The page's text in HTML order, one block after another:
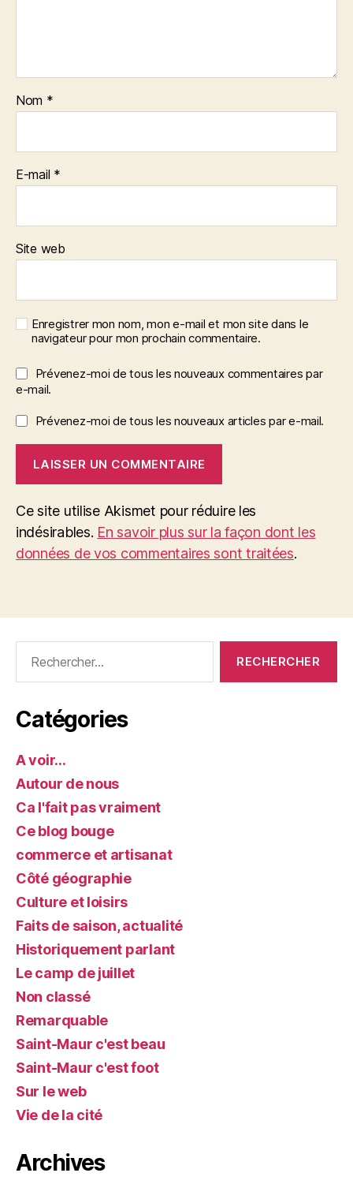
Nom *
E-mail *
Site web
Enregistrer mon nom, mon e-mail et mon site dans le
navigateur pour mon prochain commentaire.
Prévenez-moi de tous les nouveaux commentaires par
e-mail.
Prévenez-moi de tous les nouveaux articles par e-mail.
Ce site utilise Akismet pour réduire les
indésirables. En savoir plus sur la façon dont les
données de vos commentaires sont traitées.
Catégories
A voir…
Autour de nous
Ca l'fait pas vraiment
Ce blog bouge
commerce et artisanat
Côté géographie
Culture et loisirs
Faits de saison, actualité
Historiquement parlant
Le camp de juillet
Non classé
Remarquable
Saint-Maur c'est beau
Saint-Maur c'est foot
Sur le web
Vie de la cité
Archives